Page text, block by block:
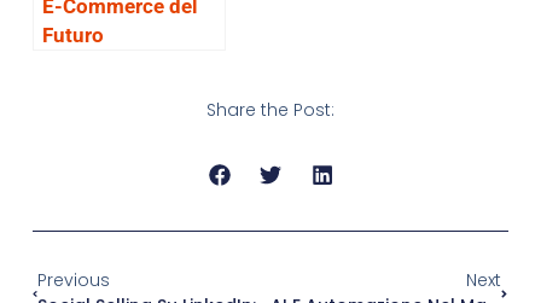
E-Commerce del
Futuro
Share the Post:
Previous
Next